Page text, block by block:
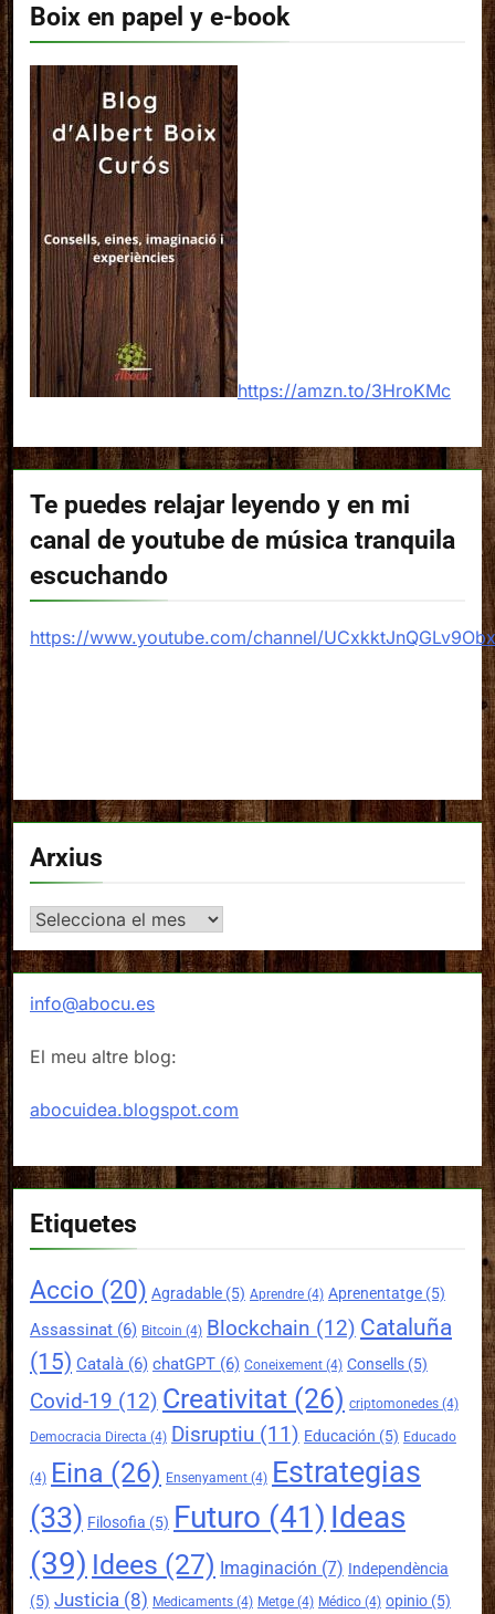
Boix en papel y e-book
https://amzn.to/3HroKMc
Te puedes relajar leyendo y en mi
canal de youtube de música tranquila
escuchando
https://www.youtube.com/channel/
Arxius
Arxius
info@abocu.es
El meu altre blog:
abocuidea.blogspot.com
Etiquetes
Accio (20) Agradable (5) Aprendre (4) Aprenentatge (5)
Assassinat (6) Bitcoin (4) Blockchain (12) Cataluña
(15) Català (6) chatGPT (6) Coneixement (4) Consells (5)
Covid-19 (12) Creativitat (26) criptomonedes (4)
Democracia Directa (4) Disruptiu (11) Educación (5) Educado
(4) Eina (26) Ensenyament (4) Estrategias
(33) Filosofia (5) Futuro (41) Ideas
(39) Idees (27) Imaginación (7) Independència
(5) Justicia (8) Medicaments (4) Metge (4) Médico (4) opinio (5)